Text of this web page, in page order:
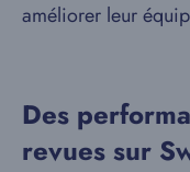
améliorer leur
Des
revues sur